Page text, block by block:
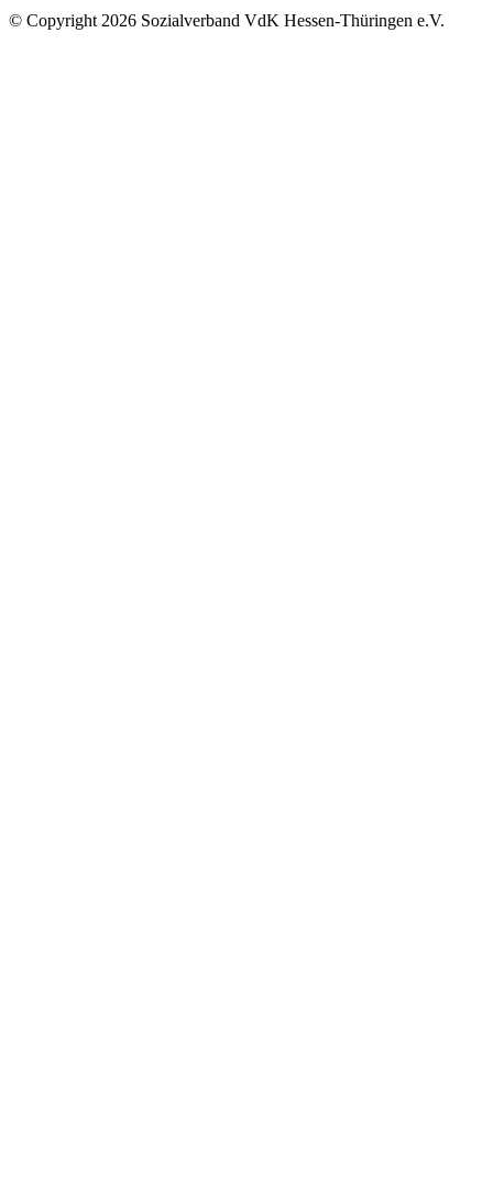
© Copyright2026 Sozialverband VdK Hessen-Thüringen e.V.